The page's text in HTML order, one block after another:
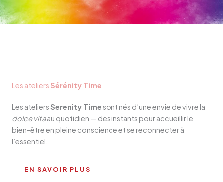
Les ateliers Sérénity Time
Les ateliersSerenity Timesont nés d’une envie de vivre la
dolce vitaau quotidien — des instants pour accueillir le
bien-être en pleine conscience et se reconnecter à
l’essentiel.
EN SAVOIR PLUS